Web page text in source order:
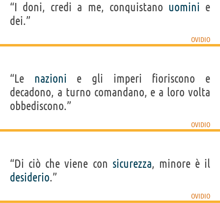
“I doni, credi a me, conquistano uomini e
dei.”
OVIDIO
“Le nazioni e gli imperi fioriscono e
decadono, a turno comandano, e a loro volta
obbediscono.”
OVIDIO
“Di ciò che viene con sicurezza, minore è il
desiderio.”
OVIDIO